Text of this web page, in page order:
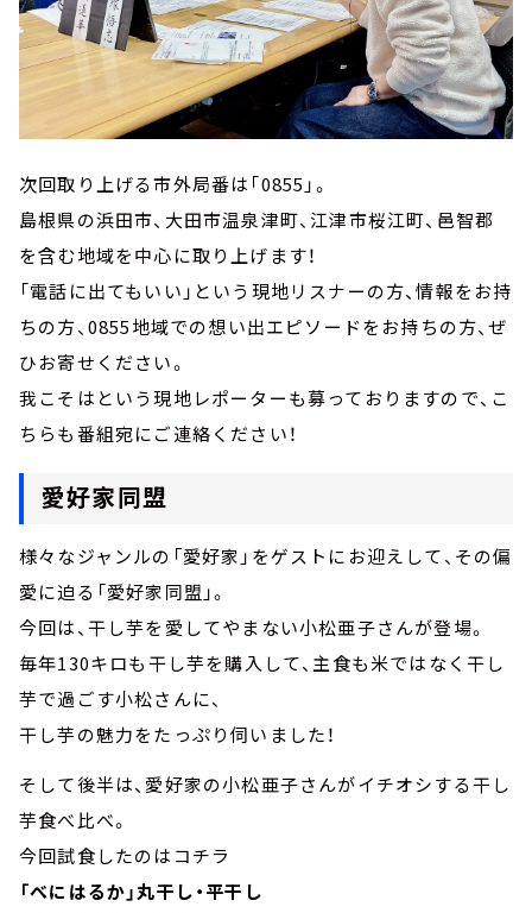
次回取り上げる市外局番は「0855」。
島根県の浜田市、大田市温泉津町、江津市桜江町、邑智郡
を含む地域を中心に取り上げます！
「電話に出てもいい」という現地リスナーの方、情報をお持
ちの方、0855地域での想い出エピソードをお持ちの方、ぜ
ひお寄せください。
我こそはという現地レポーターも募っておりますので、こ
ちらも番組宛にご連絡ください！
愛好家同盟
様々なジャンルの「愛好家」をゲストにお迎えして、その偏
愛に迫る「愛好家同盟」。
今回は、干し芋を愛してやまない小松亜子さんが登場。
毎年130キロも干し芋を購入して、主食も米ではなく干し
芋で過ごす小松さんに、
干し芋の魅力をたっぷり伺いました！
そして後半は、愛好家の小松亜子さんがイチオシする干し
芋食べ比べ。
今回試食したのはコチラ
「べにはるか」丸干し・平干し